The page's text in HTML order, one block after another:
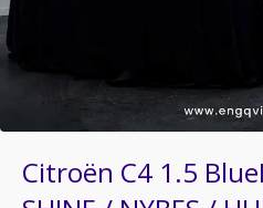
Citroën C4 1.5